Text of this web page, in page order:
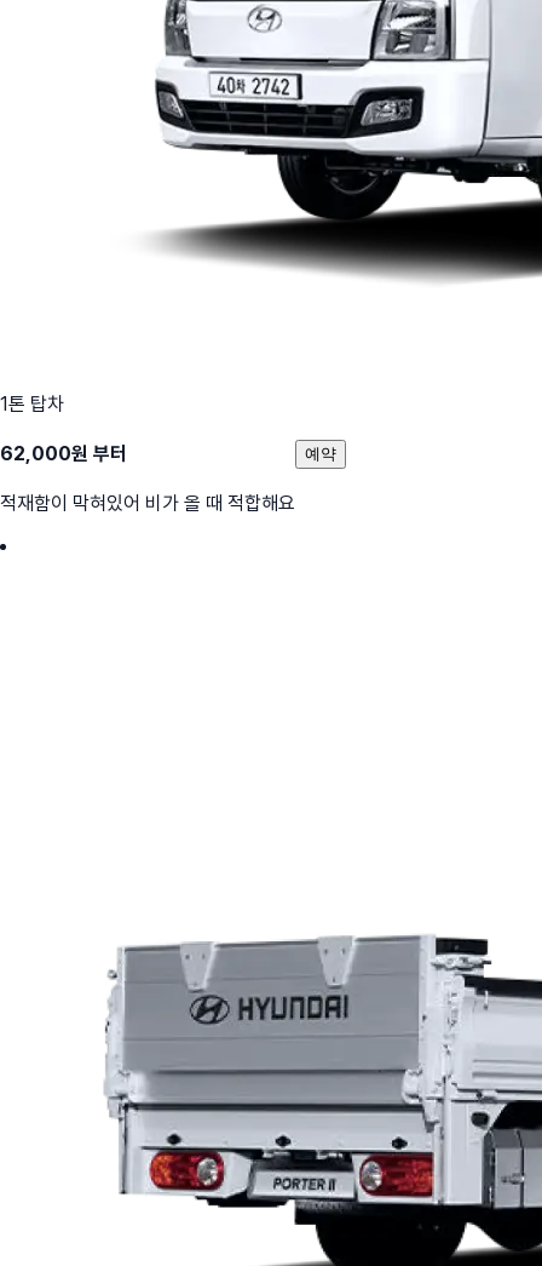
1톤 탑차
62,000원 부터
적재함이 막혀있어 비가 올 때 적합해요
예약